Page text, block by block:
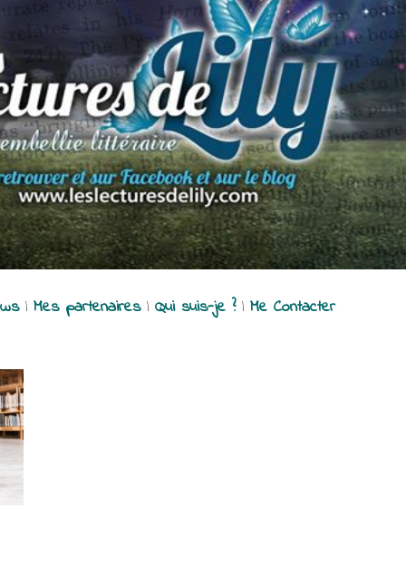
| Mes partenaires| Qui suis-je ?| Me Contacter